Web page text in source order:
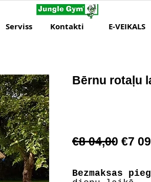
Serviss Kontakti E-VEIKALS
Bērnu rotaļu
€8 04,00 €7
Bezmaksas